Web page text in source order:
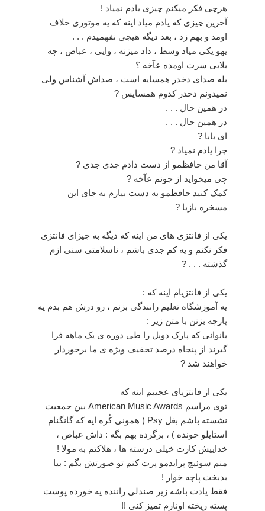
هرچی فکر میکنم چیزی یادم نمیاد !
آخرین چیزی که یادم میاد اینه که یه موتوری خلاف
اومد و بهم زد ، بعد دیگه هیچی نفهمیدم . . .
یهو یکی میاد وسط ، داد میزنه ، وایی ، عباص ، چه
بلایی سرت اومده عآخه ؟
بله صدای دخدر همسایه است ، صداش آشناس ولی
نمیدونم دخدر کدوم همسایس ?
در همین حال . . .
در همین حال . . .
ای بابا ?
چرا یادم نمیاد ?
آقا من حافظمو از دست دادم جدی جدی ?
چی میخواید از جونم عآخه ?
کمک کنید حافظمو به دست بیارم به جای این
مسخره بازیا ?
یکی از فانتزی های من اینه که دیگه به چیزای فانتزی
فکر نکنم و یه کم جدی باشم ، ناسلامتی سنی ازم
گذشته . . . ?
یکی از فانتزیام اینه که :
یه آموزشگاه تعلیم رانندگی بزنم ، رو درش هم بدم یه
پارچه بزنن با متن زیر :
بانوانی که پارک دوبل را طی دوره ی یک ماهه فرا
گیرند از پنجاه درصد تخفیف ویژه ی ما برخوردار
خواهند شد ?
یکی از فانتزیای عجیبم اینه که
توی مراسم American Music Awards بین جمعیت
نشسته باشم بغل Psy ( همونی کُره ایه که گانگنام
استایلو خونده ) ، برگرده بهم بگه : داش عباص ،
خداییش کارت خیلی درسته ها ، هلاکتم به مولا !
منم سوئیچ پرایدمو پرت کنم تو صورتش بگم : بیا
بدبخت پاچه خوار !
فقط یادت باشه زیر صندلی راننده یه خورده پوست
پسته ریخته اونارم تمیز کنی !!